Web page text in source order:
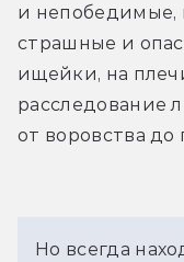
и непобедимые,
страшные и
ищейки, на
расследование
от воровства
Но всегда